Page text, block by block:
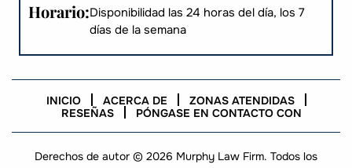
Horario:Disponibilidad las 24 horas del día, los 7
días de la semana
INICIO ACERCA DE
ZONAS ATENDIDAS
RESEÑAS
PÓNGASE EN CONTACTO CON
Derechos de autor © 2026 Murphy Law Firm. Todos los